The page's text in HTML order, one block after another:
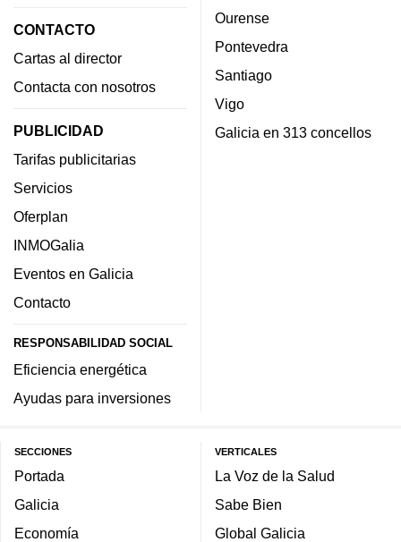
CONTACTO
Cartas al director
Contacta con nosotros
PUBLICIDAD
Tarifas publicitarias
Servicios
Oferplan
INMOGalia
Eventos en Galicia
Contacto
RESPONSABILIDAD SOCIAL
Eficiencia energética
Ayudas para inversiones
Ourense
Pontevedra
Santiago
Vigo
Galicia en 313 concellos
SECCIONES
Portada
Galicia
Economía
VERTICALES
La Voz de la Salud
Sabe Bien
Global Galicia